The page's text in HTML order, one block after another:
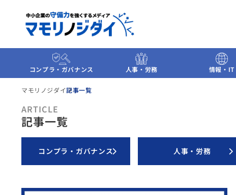
コンプラ・ガバナンス 人事・労務 情報・IT
マモリノジダイ記事一覧
ARTICLE
記事一覧
コンプラ・ガバナンス 人事・労務